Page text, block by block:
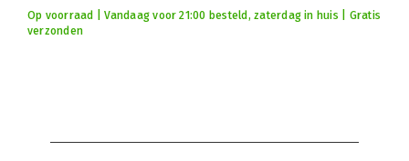
Op voorraad | Vandaag voor 21:00 besteld, zaterdag in huis | Gratis
verzonden